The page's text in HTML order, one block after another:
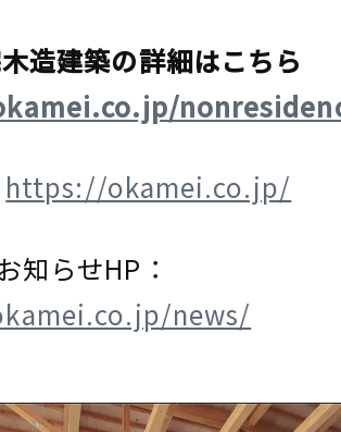
造建築の詳細はこちら
https://okamei.co.jp/
知らせHP：
news/